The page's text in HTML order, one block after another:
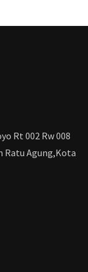
Rt 002 Rw 008
Ratu Agung,Kota